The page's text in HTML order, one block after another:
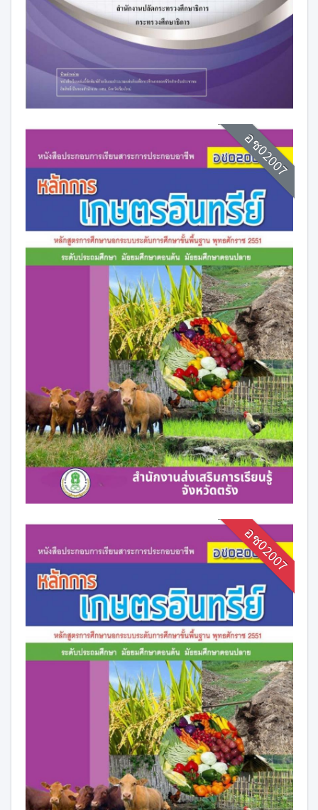
อช02007
อช02007